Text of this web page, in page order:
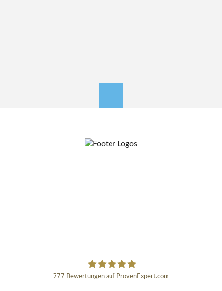
777 Bewertungen auf ProvenExpert.com